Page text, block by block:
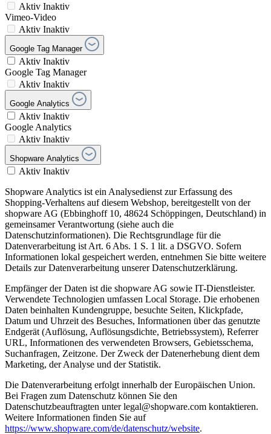
Aktiv Inaktiv
Vimeo-Video
Aktiv Inaktiv
Google Tag Manager
Aktiv Inaktiv
Google Tag Manager
Aktiv Inaktiv
Google Analytics
Aktiv Inaktiv
Google Analytics
Aktiv Inaktiv
Shopware Analytics
Aktiv Inaktiv
Shopware Analytics ist ein Analysedienst zur Erfassung des
Shopping-Verhaltens auf diesem Webshop, bereitgestellt von der
shopware AG (Ebbinghoff 10, 48624 Schöppingen, Deutschland) in
gemeinsamer Verantwortung (siehe auch die
Datenschutzinformationen). Die Rechtsgrundlage für die
Datenverarbeitung ist Art. 6 Abs. 1 S. 1 lit. a DSGVO. Sofern
Informationen lokal gespeichert werden, entnehmen Sie bitte weitere
Details zur Datenverarbeitung unserer Datenschutzerklärung.
Empfänger der Daten ist die shopware AG sowie IT-Dienstleister.
Verwendete Technologien umfassen Local Storage. Die erhobenen
Daten beinhalten Kundengruppe, besuchte Seiten, Klickpfade,
Datum und Uhrzeit des Besuches, Informationen über das genutzte
Endgerät (Auflösung, Auflösungsdichte, Betriebssystem), Referrer
URL, Informationen des verwendeten Browsers, Gebietsschema,
Suchanfragen, Zeitzone. Der Zweck der Datenerhebung dient dem
Marketing, der Analyse und der Statistik.
Die Datenverarbeitung erfolgt innerhalb der Europäischen Union.
Bei Fragen zum Datenschutz können Sie den
Datenschutzbeauftragten unter legal@shopware.com kontaktieren.
Weitere Informationen finden Sie auf
https://www.shopware.com/de/datenschutz/website.